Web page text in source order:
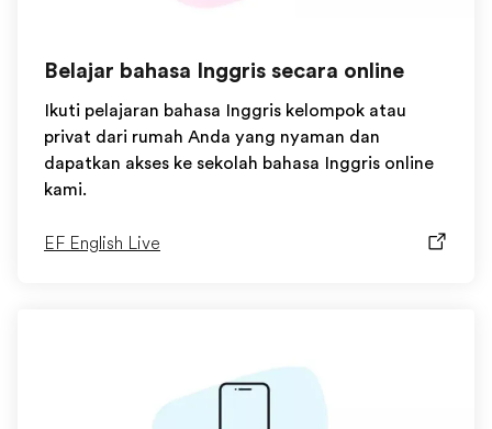
Belajar bahasa Inggris secara online
Ikuti pelajaran bahasa Inggris kelompok atau
privat dari rumah Anda yang nyaman dan
dapatkan akses ke sekolah bahasa Inggris online
kami.
EF English Live